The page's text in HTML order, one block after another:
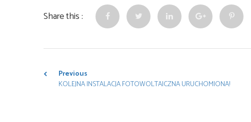
Share this :
Previous
KOLEJNA INSTALACJA FOTOWOLTAICZNA URUCHOMIONA!